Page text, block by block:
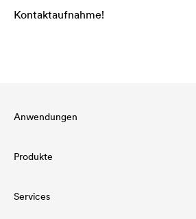
Kontaktaufnahme!
Anwendungen
Steildachschutz
Fassadenschutz & -gestaltung
Produkte
Dachbahnen
Services